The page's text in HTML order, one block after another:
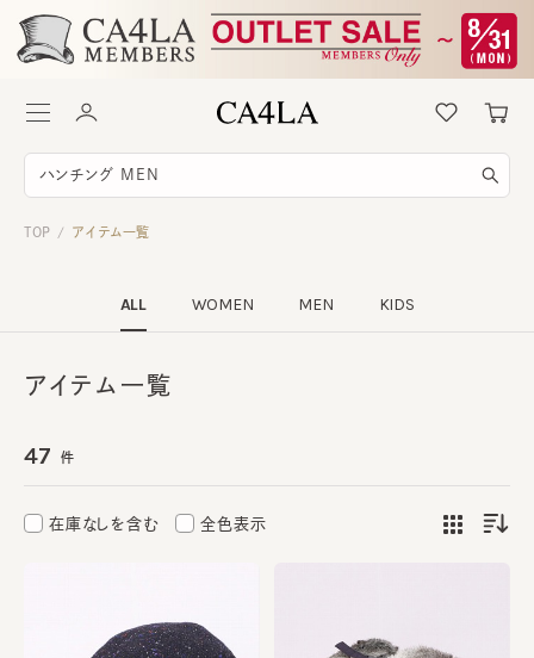
TOP / アイテム一覧
ALL WOMEN MEN KIDS
アイテム一覧
47 件
在庫なしを含む 全色表示